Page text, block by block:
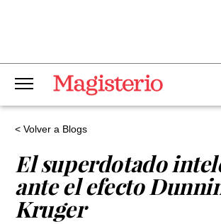
< Volver a Blogs
El superdotado
ante el efecto
Kruger